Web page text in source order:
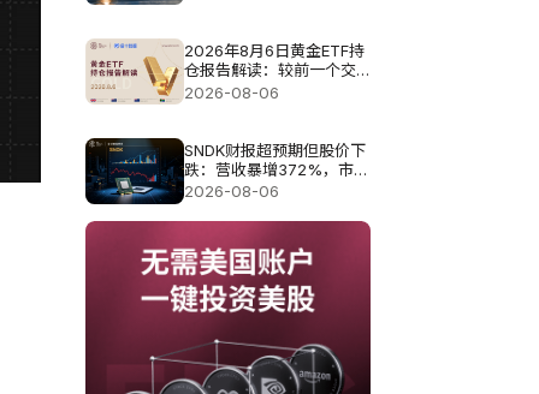
2026年8月6日黄金ETF持
仓报告解读：较前一个交
易日增加4.851吨
2026-08-06
SNDK财报超预期但股价下
跌：营收暴增372%，市场
为何仍不买账?
2026-08-06